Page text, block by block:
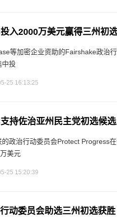
入2000万美元赢得三州初
等加密企业资助的Fairshake政治
中投
25 16:13:25
持佐治亚州民主党初选候
政治行动委员会Protect Progress
美元
25 15:20:39
动委员会助选三州初选获胜